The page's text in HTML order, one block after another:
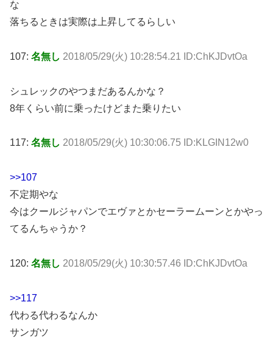
な
落ちるときは実際は上昇してるらしい
107: 名無し 2018/05/29(火) 10:28:54.21 ID:ChKJDvtOa
シュレックのやつまだあるんかな？
8年くらい前に乗ったけどまた乗りたい
117: 名無し 2018/05/29(火) 10:30:06.75 ID:KLGIN12w0
>>107
不定期やな
今はクールジャパンでエヴァとかセーラームーンとかやっ
てるんちゃうか？
120: 名無し 2018/05/29(火) 10:30:57.46 ID:ChKJDvtOa
>>117
代わる代わるなんか
サンガツ